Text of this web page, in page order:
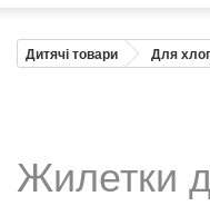
Дитячі товари Для
Жилетки